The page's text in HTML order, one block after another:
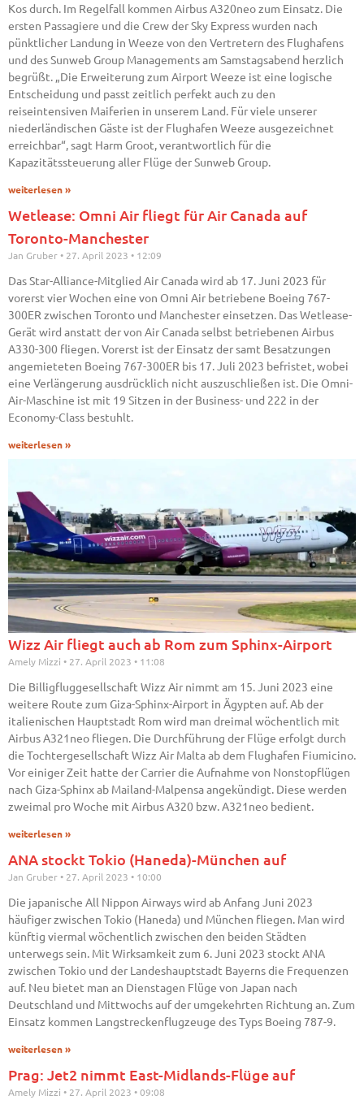
Kos durch. Im Regelfall kommen Airbus A320neo zum Einsatz. Die
ersten Passagiere und die Crew der Sky Express wurden nach
pünktlicher Landung in Weeze von den Vertretern des Flughafens
und des Sunweb Group Managements am Samstagsabend herzlich
begrüßt. „Die Erweiterung zum Airport Weeze ist eine logische
Entscheidung und passt zeitlich perfekt auch zu den
reiseintensiven Maiferien in unserem Land. Für viele unserer
niederländischen Gäste ist der Flughafen Weeze ausgezeichnet
erreichbar“, sagt Harm Groot, verantwortlich für die
Kapazitätssteuerung aller Flüge der Sunweb Group.
weiterlesen »
Wetlease: Omni Air fliegt für Air Canada auf
Toronto-Manchester
Jan Gruber 27. April 2023 12:09
Das Star-Alliance-Mitglied Air Canada wird ab 17. Juni 2023 für
vorerst vier Wochen eine von Omni Air betriebene Boeing 767-
300ER zwischen Toronto und Manchester einsetzen. Das Wetlease-
Gerät wird anstatt der von Air Canada selbst betriebenen Airbus
A330-300 fliegen. Vorerst ist der Einsatz der samt Besatzungen
angemieteten Boeing 767-300ER bis 17. Juli 2023 befristet, wobei
eine Verlängerung ausdrücklich nicht auszuschließen ist. Die Omni-
Air-Maschine ist mit 19 Sitzen in der Business- und 222 in der
Economy-Class bestuhlt.
weiterlesen »
Wizz Air fliegt auch ab Rom zum Sphinx-Airport
Amely Mizzi 27. April 2023 11:08
Die Billigfluggesellschaft Wizz Air nimmt am 15. Juni 2023 eine
weitere Route zum Giza-Sphinx-Airport in Ägypten auf. Ab der
italienischen Hauptstadt Rom wird man dreimal wöchentlich mit
Airbus A321neo fliegen. Die Durchführung der Flüge erfolgt durch
die Tochtergesellschaft Wizz Air Malta ab dem Flughafen Fiumicino.
Vor einiger Zeit hatte der Carrier die Aufnahme von Nonstopflügen
nach Giza-Sphinx ab Mailand-Malpensa angekündigt. Diese werden
zweimal pro Woche mit Airbus A320 bzw. A321neo bedient.
weiterlesen »
ANA stockt Tokio (Haneda)-München auf
Jan Gruber 27. April 2023 10:00
Die japanische All Nippon Airways wird ab Anfang Juni 2023
häufiger zwischen Tokio (Haneda) und München fliegen. Man wird
künftig viermal wöchentlich zwischen den beiden Städten
unterwegs sein. Mit Wirksamkeit zum 6. Juni 2023 stockt ANA
zwischen Tokio und der Landeshauptstadt Bayerns die Frequenzen
auf. Neu bietet man an Dienstagen Flüge von Japan nach
Deutschland und Mittwochs auf der umgekehrten Richtung an. Zum
Einsatz kommen Langstreckenflugzeuge des Typs Boeing 787-9.
weiterlesen »
Prag: Jet2 nimmt East-Midlands-Flüge auf
Amely Mizzi 27. April 2023 09:08